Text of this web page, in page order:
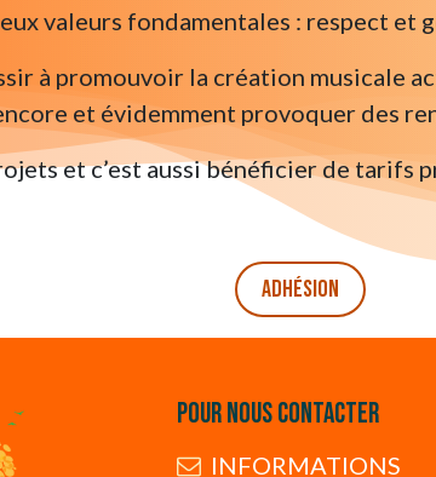
valeurs fondamentales : respect et
à promouvoir la création musicale
et évidemment provoquer des
et c’est aussi bénéficier de
adhésion
Pour nous contacter
INFORMATIONS